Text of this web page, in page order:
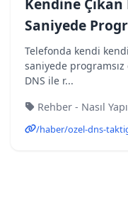
Kendine
Saniyede
Telefonda kendi
saniyede programsız
DNS ile r...
Rehber - Nasıl
/haber/ozel-dns-